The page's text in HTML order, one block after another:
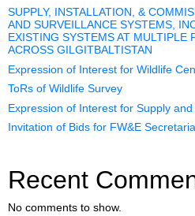
SUPPLY, INSTALLATION, &
AND SURVEILLANCE SYSTEMS,
EXISTING SYSTEMS AT MULTIPLE
ACROSS GILGITBALTISTAN
Expression of Interest for Wildlife
ToRs of Wildlife Survey
Expression of Interest for Supply
Invitation of Bids for FW&E
Recent
No comments to show.